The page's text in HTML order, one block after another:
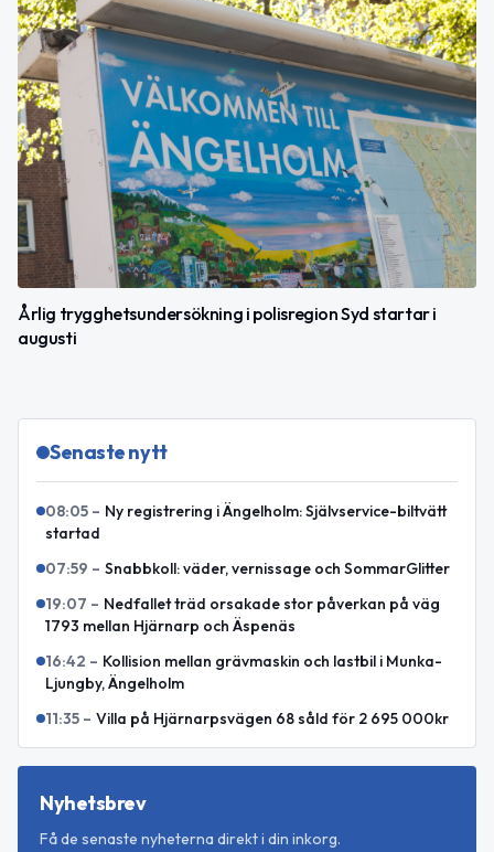
Årlig trygghetsundersökning i polisregion Syd startar i
augusti
Senaste nytt
08:05 – Ny registrering i Ängelholm: Självservice-biltvätt
startad
07:59 – Snabbkoll: väder, vernissage och SommarGlitter
19:07 – Nedfallet träd orsakade stor påverkan på väg
1793 mellan Hjärnarp och Äspenäs
16:42 – Kollision mellan grävmaskin och lastbil i Munka-
Ljungby, Ängelholm
11:35 – Villa på Hjärnarpsvägen 68 såld för 2 695 000kr
Nyhetsbrev
Få de senaste nyheterna direkt i din inkorg.